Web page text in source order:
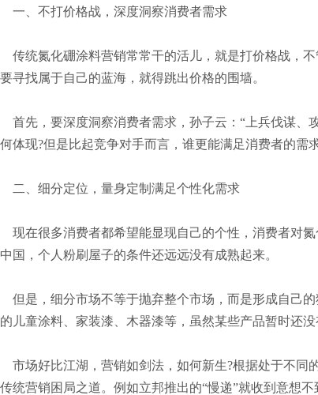
一、不打价格战，深度洞察消费者需求
传统氮化硼涂料营销常常干的活儿，就是打价格战，
要寻找属于自己的蓝海，就得跳出价格的围墙。
首先，要深度洞察消费者需求，孙子云：“上兵伐谋、
何体现?但是比起竞争对手而言，谁更能满足消费者的需
二、细分定位，量身定制满足个性化需求
现在很多消费者都希望能显现自己的个性，消费者对
中国，个人粉刷屋子的条件还远远没有成熟起来。
但是，细分市场不等于抛弃整个市场，而是形成自己
的儿童涂料、家装漆、木器漆等，虽然某些产品暂时还
市场好比江湖，营销如剑法，如何新生?根据处于不同
传统营销困局之道。例如立邦推出的“慢递”就收到意想不